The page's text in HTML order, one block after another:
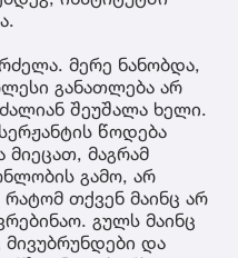
მერე ნანობდა,
განათლება არ
შეუშალა ხელი.
წოდება
მაგრამ
გამო, არ
თქვენ მაინც არ
გულს მაინც
მივუბრუნდები და